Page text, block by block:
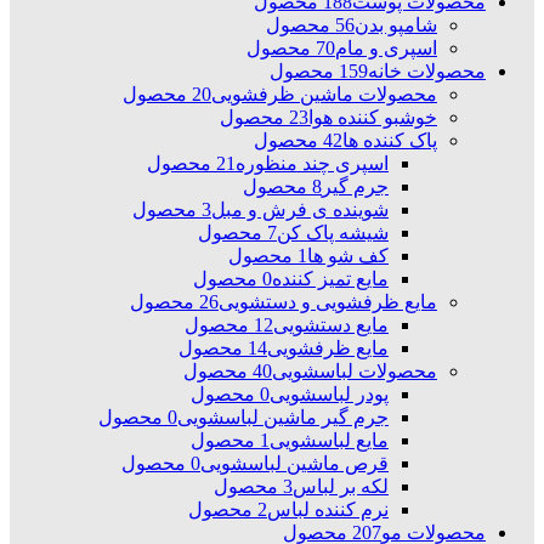
شامپو بدن56 محصول
اسپری و مام70 محصول
محصولات خانه159 محصول
محصولات ماشین ظرفشویی20 محصول
خوشبو کننده هوا 23 محصول
پاک کننده ها42 محصول
اسپری چند منظوره21 محصول
جرم گیر 8 محصول
شوینده ی فرش و مبل3 محصول
شیشه پاک کن7 محصول
کف شو ها1 محصول
مایع تمیز کننده0 محصول
مایع ظرفشویی و دستشویی26 محصول
مایع دستشویی12 محصول
مایع ظرفشویی14 محصول
محصولات لباسشویی40 محصول
پودر لباسشویی0 محصول
جرم گیر ماشین لباسشویی0 محصول
مایع لباسشویی1 محصول
قرص ماشین لباسشویی0 محصول
لکه بر لباس3 محصول
نرم کننده لباس2 محصول
محصولات مو207 محصول